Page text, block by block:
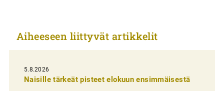
k
e
l
i
Aiheeseen liittyvät artikkelit
5.8.2026
Naisille tärkeät pisteet elokuun ensimmäisestä